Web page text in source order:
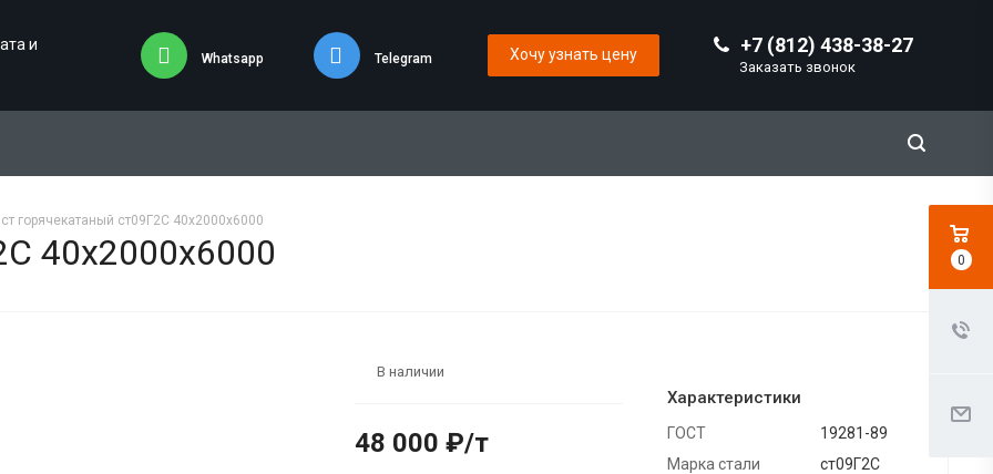
и +7 (812) 438-38-27
Заказать звонок
Whatsapp Telegram Хочу узнать цену
горячекатаный ст09Г2С 40х2000х6000
40х2000х6000
В наличии
48 000 ₽/т
Характеристики
ГОСТ
19281-89
Марка стали
ст09Г2С
0